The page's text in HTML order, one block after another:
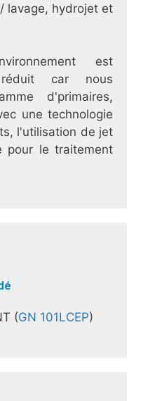
lavage, hydrojet et
est
réduit car nous
d'primaires,
une technologie
l'utilisation de jet
pour le traitement
(GN 101LCEP)